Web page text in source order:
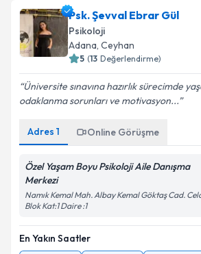
Psk. Şevval Ebrar Gül
Psikoloji
Adana, Ceyhan
5 (13 Değerlendirme)
Üniversite sınavına hazırlık sürecimde
odaklanma sorunları ve motivasyon...
Adres 1 Online Görüşme
Özel Yaşam Boyu Psikoloji Aile Danışma
Merkezi
Namık Kemal Mah. Albay Kemal Göktaş Cad.
Blok Kat:1 Daire :1
En Yakın Saatler